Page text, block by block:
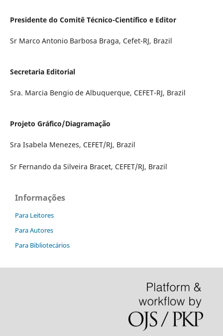
Presidente do Comitê Técnico-Científico e Editor
Sr Marco Antonio Barbosa Braga, Cefet-RJ, Brazil
Secretaria Editorial
Sra. Marcia Bengio de Albuquerque, CEFET-RJ, Brazil
Projeto Gráfico/Diagramação
Sra Isabela Menezes, CEFET/RJ, Brazil
Sr Fernando da Silveira Bracet, CEFET/RJ, Brazil
Informações
Para Leitores
Para Autores
Para Bibliotecários